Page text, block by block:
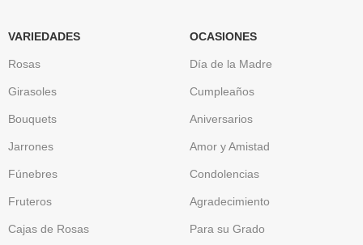
VARIEDADES
Rosas
Girasoles
Bouquets
Jarrones
Fúnebres
Fruteros
Cajas de Rosas
OCASIONES
Día de la Madre
Cumpleaños
Aniversarios
Amor y Amistad
Condolencias
Agradecimiento
Para su Grado